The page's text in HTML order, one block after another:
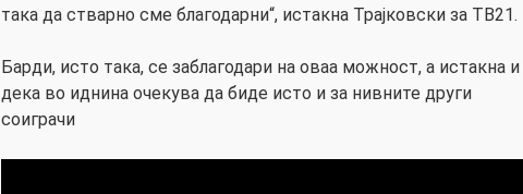
така да стварно сме благодарни“, истакна Трајковски за ТВ21.
Барди, исто така, се заблагодари на оваа можност, а истакна и
дека во иднина очекува да биде исто и за нивните други
соиграчи